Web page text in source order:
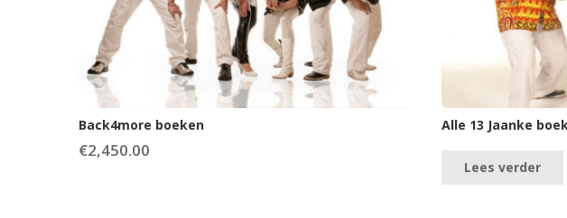
Back4more boeken
€2,450.00
Alle 13 Jaanke
Lees verder